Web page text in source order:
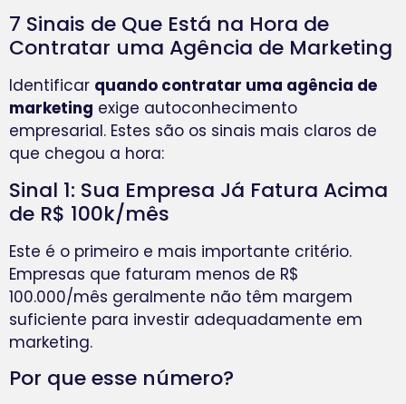
7 Sinais de Que Está na Hora de
Contratar uma Agência de Marketing
Identificar quando contratar uma agência de
marketing exige autoconhecimento
empresarial. Estes são os sinais mais claros de
que chegou a hora:
Sinal 1: Sua Empresa Já Fatura Acima
de R$ 100k/mês
Este é o primeiro e mais importante critério.
Empresas que faturam menos de R$
100.000/mês geralmente não têm margem
suficiente para investir adequadamente em
marketing.
Por que esse número?